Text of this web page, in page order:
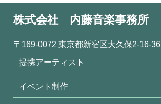
株式会社 内藤音楽事務所
〒169-0072 東京都新宿区大久保2-16-36
提携アーティスト
イベント制作